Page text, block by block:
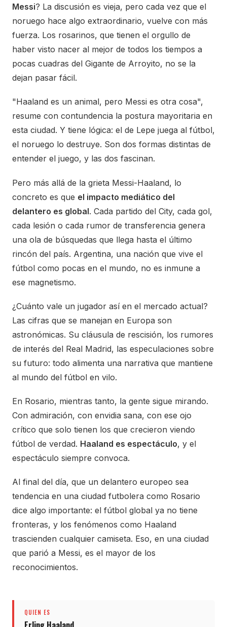
Messi? La discusión es vieja, pero cada vez que el
noruego hace algo extraordinario, vuelve con más
fuerza. Los rosarinos, que tienen el orgullo de
haber visto nacer al mejor de todos los tiempos a
pocas cuadras del Gigante de Arroyito, no se la
dejan pasar fácil.
"Haaland es un animal, pero Messi es otra cosa",
resume con contundencia la postura mayoritaria en
esta ciudad. Y tiene lógica: el de Lepe juega al fútbol,
el noruego lo destruye. Son dos formas distintas de
entender el juego, y las dos fascinan.
Pero más allá de la grieta Messi-Haaland, lo
concreto es que el impacto mediático del
delantero es global. Cada partido del City, cada gol,
cada lesión o cada rumor de transferencia genera
una ola de búsquedas que llega hasta el último
rincón del país. Argentina, una nación que vive el
fútbol como pocas en el mundo, no es inmune a
ese magnetismo.
¿Cuánto vale un jugador así en el mercado actual?
Las cifras que se manejan en Europa son
astronómicas. Su cláusula de rescisión, los rumores
de interés del Real Madrid, las especulaciones sobre
su futuro: todo alimenta una narrativa que mantiene
al mundo del fútbol en vilo.
En Rosario, mientras tanto, la gente sigue mirando.
Con admiración, con envidia sana, con ese ojo
crítico que solo tienen los que crecieron viendo
fútbol de verdad. Haaland es espectáculo, y el
espectáculo siempre convoca.
Al final del día, que un delantero europeo sea
tendencia en una ciudad futbolera como Rosario
dice algo importante: el fútbol global ya no tiene
fronteras, y los fenómenos como Haaland
trascienden cualquier camiseta. Eso, en una ciudad
que parió a Messi, es el mayor de los
reconocimientos.
QUIEN ES